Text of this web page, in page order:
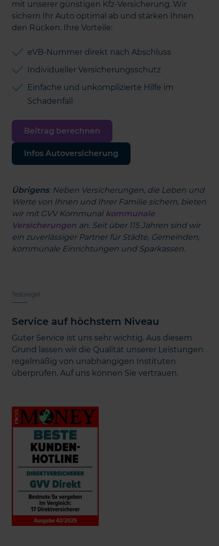
mit unserer günstigen Kfz-Versicherung. Wir
sichern Ihr Auto optimal ab und stärken Ihnen
den Rücken. Ihre Vorteile:
eVB-Nummer direkt nach Abschluss
Individueller Versicherungsschutz
Einfache und unkomplizierte Hilfe im
Schadenfall
Beitrag berechnen
Infos Autoversicherung
Übrigens: Neben Versicherungen, die Leben und
Werte von Ihnen und Ihrer Familie sichern, bieten
wir mit GVV Kommunal kommunale
Versicherungen an. Seit über 115 Jahren sind wir
ein zuverlässiger Partner für Städte, Gemeinden,
kommunale Einrichtungen und Sparkassen.
Testsiegel
Service auf höchstem Niveau
Guter Service ist uns sehr wichtig. Aus diesem
Grund lassen wir die Qualität unserer Leistungen
regelmäßig von unabhängigen Instituten
überprüfen. Auf uns können Sie vertrauen.